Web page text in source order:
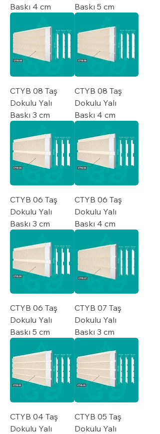
Baskı 4 cm
Baskı 5 cm
CTYB 08 Taş
Dokulu Yalı
Baskı 3 cm
CTYB 08 Taş
Dokulu Yalı
Baskı 4 cm
CTYB 06 Taş
Dokulu Yalı
Baskı 3 cm
CTYB 06 Taş
Dokulu Yalı
Baskı 4 cm
CTYB 06 Taş
Dokulu Yalı
Baskı 5 cm
CTYB 07 Taş
Dokulu Yalı
Baskı 3 cm
CTYB 04 Taş
Dokulu Yalı
CTYB 05 Taş
Dokulu Yalı